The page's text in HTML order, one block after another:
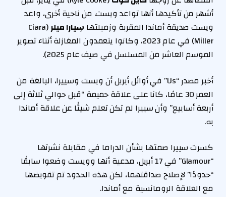
أشهر من تأكيدها أنها تواعد ويست. من ناحية أخرى، واعد
ويست صديقة أماندا المقربة وزميلتها سِيارا ميلر (Ciara
Miller) في عام 2023، وكانوا يتعمدون المغازلة أثناء تصوير
الموسم العاشر من المسلسل في صيف عام 2025).
أخبر مصدر “Us” في أوائل أبريل أن ويست وسييرا، البالغة من
العمر 30 عامًا، كانا على علاقة حميمة “قبل حوالي ثلاثة إلى
أربعة أسابيع” وأن سييرا لم تكن تعلم شيئًا عن علاقة أماندا
به.
كسرت سييرا صمتها بشأن الدراما في مقابلة نشرتها
“Glamour” في 17 أبريل، مدعية أنها وويست وضعوا سابقًا
“حدودًا” لإصلاح صداقتهما، لكن هذه الحدود تم تقويضها
مع العلاقة الرومانسية مع أماندا.